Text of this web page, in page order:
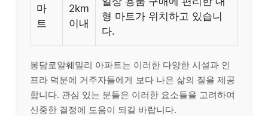
마
트
2km
이내
형 마트가 위치하고 있습니
다.
봉담로얄훼밀리 아파트는 이러한 다양한 시설과 인
프라 덕분에 거주자들에게 보다 나은 삶의 질을 제공
합니다. 관심 있는 분들은 이러한 요소들을 고려하여
신중한 결정에 도움이 되길 바랍니다.